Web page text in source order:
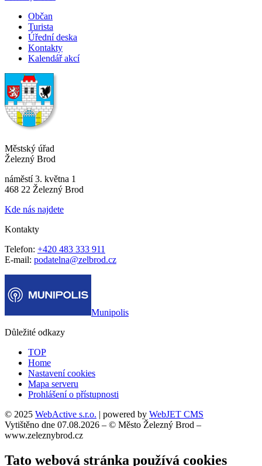
Občan
Turista
Úřední deska
Kontakty
Kalendář akcí
Městský úřad
Železný Brod
náměstí 3. května 1
468 22 Železný Brod
Kde nás najdete
Kontakty
Telefon: +420 483 333 911
E-mail: podatelna@zelbrod.cz
Munipolis
Důležité odkazy
TOP
Home
Nastavení cookies
Mapa serveru
Prohlášení o přístupnosti
© 2025 WebActive s.r.o. | powered by WebJET CMS
Vytištěno dne 07.08.2026 – © Město Železný Brod –
www.zeleznybrod.cz
Tato webová stránka používá cookies